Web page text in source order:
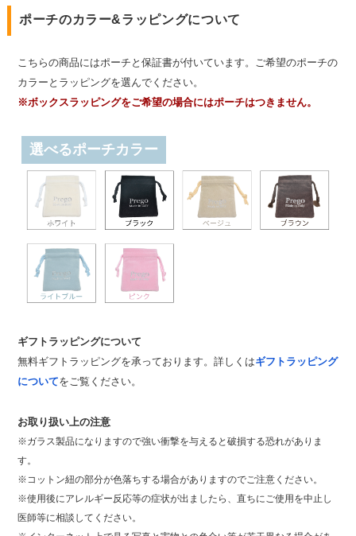
ポーチのカラー&ラッピングについて
こちらの商品にはポーチと保証書が付いています。ご希望のポーチの
カラーとラッピングを選んでください。
※ボックスラッピングをご希望の場合にはポーチはつきません。
選べるポーチカラー
ギフトラッピングについて
無料ギフトラッピングを承っております。詳しくはギフトラッピング
についてをご覧ください。
お取り扱い上の注意
※ガラス製品になりますので強い衝撃を与えると破損する恐れがありま
す。
※コットン紐の部分が色落ちする場合がありますのでご注意ください。
※使用後にアレルギー反応等の症状が出ましたら、直ちにご使用を中止し
医師等に相談してください。